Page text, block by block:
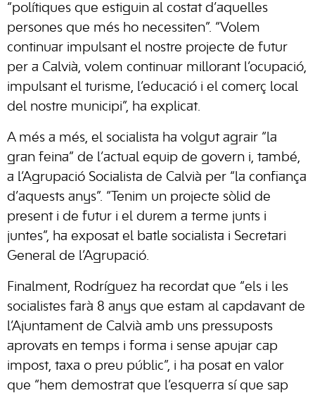
“polítiques que estiguin al costat d’aquelles
persones que més ho necessiten”. “Volem
continuar impulsant el nostre projecte de futur
per a Calvià, volem continuar millorant l’ocupació,
impulsant el turisme, l’educació i el comerç local
del nostre municipi”, ha explicat.
A més a més, el socialista ha volgut agrair “la
gran feina” de l’actual equip de govern i, també,
a l’Agrupació Socialista de Calvià per “la confiança
d’aquests anys”. “Tenim un projecte sòlid de
present i de futur i el durem a terme junts i
juntes”, ha exposat el batle socialista i Secretari
General de l’Agrupació.
Finalment, Rodríguez ha recordat que “els i les
socialistes farà 8 anys que estam al capdavant de
l’Ajuntament de Calvià amb uns pressuposts
aprovats en temps i forma i sense apujar cap
impost, taxa o preu públic”, i ha posat en valor
que “hem demostrat que l’esquerra sí que sap